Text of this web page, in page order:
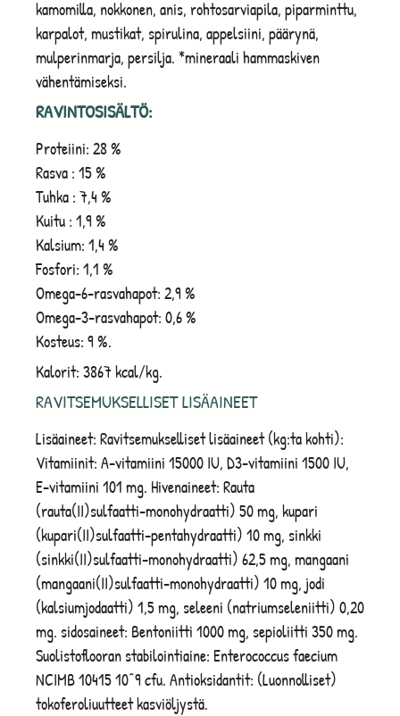
kamomilla, nokkonen, anis, rohtosarviapila, piparminttu,
karpalot, mustikat, spirulina, appelsiini, päärynä,
mulperinmarja, persilja. *mineraali hammaskiven
vähentämiseksi.
RAVINTOSISÄLTÖ:
Proteiini: 28 %
Rasva : 15 %
Tuhka : 7,4 %
Kuitu : 1,9 %
Kalsium: 1,4 %
Fosfori: 1,1 %
Omega-6-rasvahapot: 2,9 %
Omega-3-rasvahapot: 0,6 %
Kosteus: 9 %.
Kalorit: 3867 kcal/kg.
RAVITSEMUKSELLISET LISÄAINEET
Lisäaineet: Ravitsemukselliset lisäaineet (kg:ta kohti):
Vitamiinit: A-vitamiini 15000 IU, D3-vitamiini 1500 IU,
E-vitamiini 101 mg. Hivenaineet: Rauta
(rauta(II)sulfaatti-monohydraatti) 50 mg, kupari
(kupari(II)sulfaatti-pentahydraatti) 10 mg, sinkki
(sinkki(II)sulfaatti-monohydraatti) 62,5 mg, mangaani
(mangaani(II)sulfaatti-monohydraatti) 10 mg, jodi
(kalsiumjodaatti) 1,5 mg, seleeni (natriumseleniitti) 0,20
mg. sidosaineet: Bentoniitti 1000 mg, sepioliitti 350 mg.
Suolistoflooran stabilointiaine: Enterococcus faecium
NCIMB 10415 10^9 cfu. Antioksidantit: (Luonnolliset)
tokoferoliuutteet kasviöljystä.